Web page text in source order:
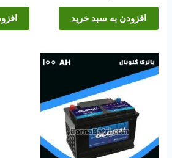
افزودن به سبد خرید